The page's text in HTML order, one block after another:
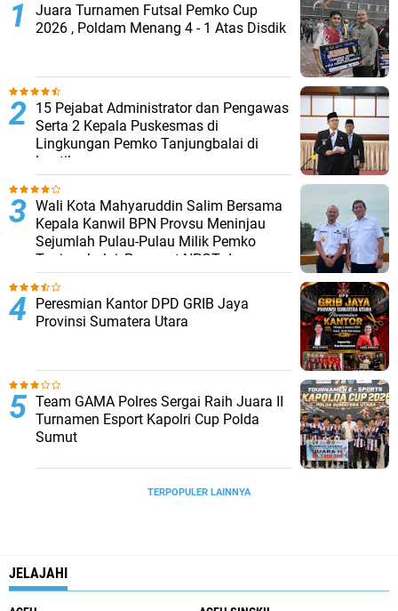
Juara Turnamen Futsal Pemko Cup
2026 , Poldam Menang 4 - 1 Atas Disdik
15 Pejabat Administrator dan Pengawas
Serta 2 Kepala Puskesmas di
Lingkungan Pemko Tanjungbalai di
Lantik
Wali Kota Mahyaruddin Salim Bersama
Kepala Kanwil BPN Provsu Meninjau
Sejumlah Pulau-Pulau Milik Pemko
Tanjungbalai, Percepat NPGT dan
Sertifikasi Aset
Peresmian Kantor DPD GRIB Jaya
Provinsi Sumatera Utara
Team GAMA Polres Sergai Raih Juara II
Turnamen Esport Kapolri Cup Polda
Sumut
TERPOPULER LAINNYA
JELAJAHI